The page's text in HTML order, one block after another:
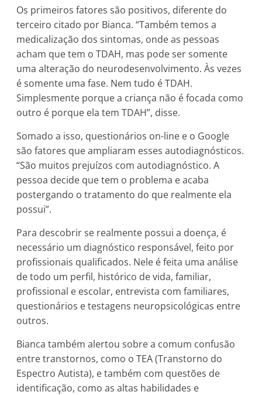
Os primeiros fatores são positivos, diferente do
terceiro citado por Bianca. “Também temos a
medicalização dos sintomas, onde as pessoas
acham que tem o TDAH, mas pode ser somente
uma alteração do neurodesenvolvimento. Às vezes
é somente uma fase. Nem tudo é TDAH.
Simplesmente porque a criança não é focada como
outro é porque ela tem TDAH”, disse.
Somado a isso, questionários on-line e o Google
são fatores que ampliaram esses autodiagnósticos.
“São muitos prejuízos com autodiagnóstico. A
pessoa decide que tem o problema e acaba
postergando o tratamento do que realmente ela
possui”.
Para descobrir se realmente possui a doença, é
necessário um diagnóstico responsável, feito por
profissionais qualificados. Nele é feita uma análise
de todo um perfil, histórico de vida, familiar,
profissional e escolar, entrevista com familiares,
questionários e testagens neuropsicológicas entre
outros.
Bianca também alertou sobre a comum confusão
entre transtornos, como o TEA (Transtorno do
Espectro Autista), e também com questões de
identificação, como as altas habilidades e